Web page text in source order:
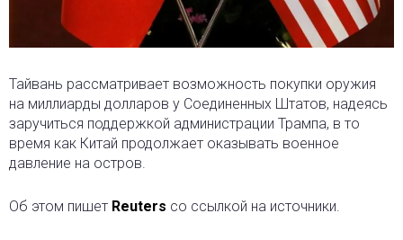
Тайвань рассматривает возможность покупки оружия
на миллиарды долларов у Соединенных Штатов, надеясь
заручиться поддержкой администрации Трампа, в то
время как Китай продолжает оказывать военное
давление на остров.
Об этом пишет Reuters со ссылкой на источники.